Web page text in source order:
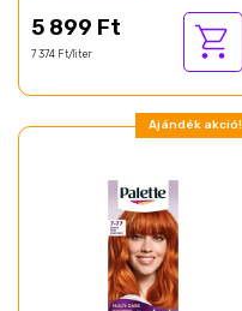
5 899 Ft
7 374 Ft/liter
Ajándék akció!